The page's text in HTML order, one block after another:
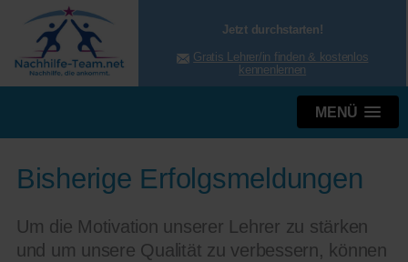
Jetzt durchstarten!
Gratis Lehrer/in finden & kostenlos
kennenlernen
MENÜ
Bisherige Erfolgsmeldungen
Um die Motivation unserer Lehrer zu stärken
und um unsere Qualität zu verbessern, können